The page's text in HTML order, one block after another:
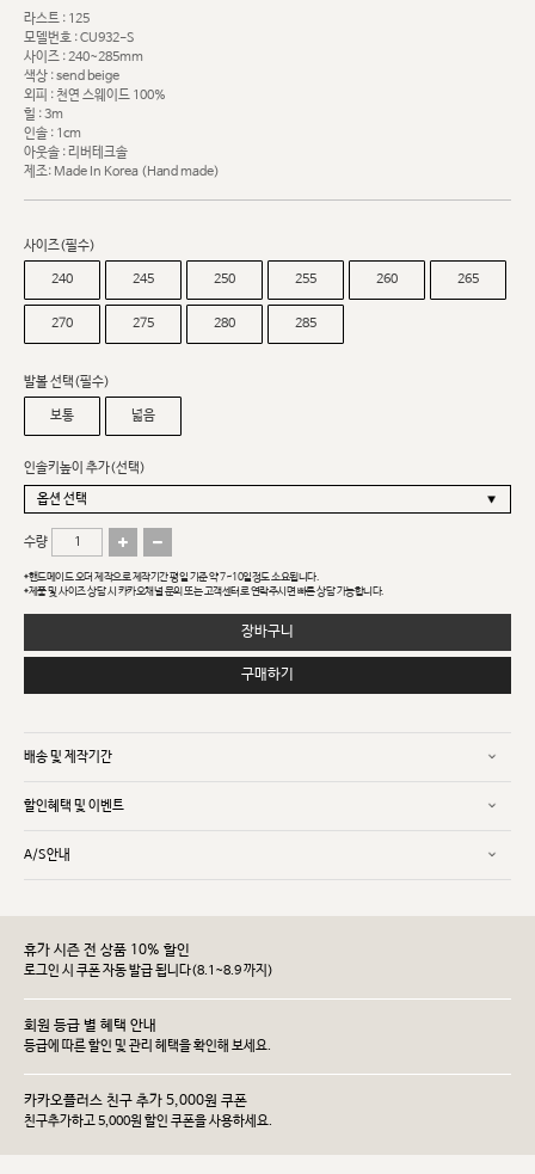
라스트 : 125
모델번호 : CU932-S
사이즈 : 240~285mm
색상 : send beige
외피 : 천연 스웨이드 100%
힐 : 3m
인솔 : 1cm
아웃솔 : 리버테크솔
제조: Made In Korea (Hand made)
사이즈(필수)
240 245 250 255 260 265
270 275 280 285
발볼 선택(필수)
보통 넓음
인솔키높이 추가(선택)
수량
*핸드메이드 오더 제작으로 제작기간 평일 기준 약 7~10일정도 소요됩니다.
*제품 및 사이즈 상담 시 카카오채널 문의 또는 고객센터로 연락주시면 빠른 상담 가능합니다.
장바구니
구매하기
배송 및 제작기간
할인혜택 및 이벤트
A/S안내
휴가 시즌 전 상품 10% 할인
로그인 시 쿠폰 자동 발급 됩니다(8.1~8.9 까지)
회원 등급 별 혜택 안내
등급에 따른 할인 및 관리 헤택을 확인해 보세요.
카카오플러스 친구 추가 5,000원 쿠폰
친구추가하고 5,000원 할인 쿠폰을 사용하세요.